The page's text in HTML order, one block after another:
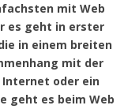
mit Web
es geht in erster
in einem breiten
mit der
oder ein
geht es beim Web